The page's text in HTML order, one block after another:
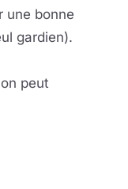
une bonne
gardien).
peut